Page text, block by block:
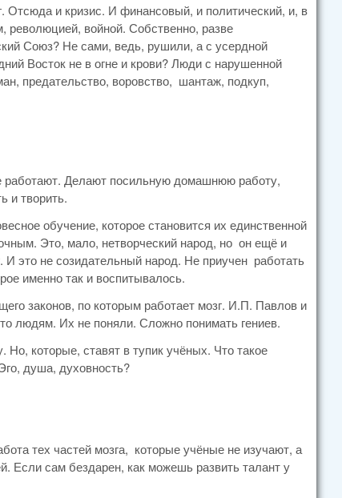
Отсюда и кризис. И финансовый, и политический, и, в
революцией, войной. Собственно, разве
Союз? Не сами, ведь, рушили, а с усердной
Восток не в огне и крови? Люди с нарушенной
предательство, воровство, шантаж, подкуп,
работают. Делают посильную домашнюю работу,
и творить.
обучение, которое становится их единственной
Это, мало, нетворческий народ, но он ещё и
И это не созидательный народ. Не приучен работать
именно так и воспитывалось.
законов, по которым работает мозг. И.П. Павлов и
людям. Их не поняли. Сложно понимать гениев.
которые, ставят в тупик учёных. Что такое
душа, духовность?
тех частей мозга, которые учёные не изучают, а
Если сам бездарен, как можешь развить талант у